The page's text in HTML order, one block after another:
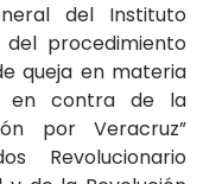
del Instituto
procedimiento
queja en materia
en contra de la
por Veracruz”
Revolucionario